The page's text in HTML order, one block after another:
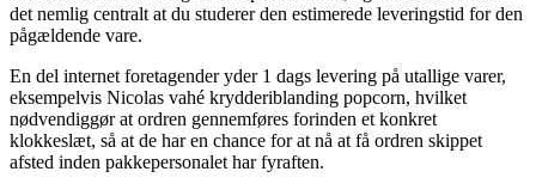
det nemlig centralt at du studerer den estimerede leveringstid for den
pågældende vare.
En del internet foretagender yder 1 dags levering på utallige varer,
eksempelvis Nicolas vahé krydderiblanding popcorn, hvilket
nødvendiggør at ordren gennemføres forinden et konkret
klokkeslæt, så at de har en chance for at nå at få ordren skippet
afsted inden pakkepersonalet har fyraften.